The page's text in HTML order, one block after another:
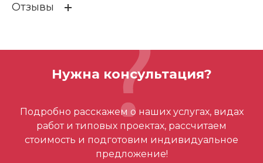
Бренд
Отзывы
Отзывов ещё нет – ваш может стать
первым
Нужна консультация?
Подробно расскажем о наших услугах, видах
работ и типовых проектах, рассчитаем
стоимость и подготовим индивидуальное
предложение!